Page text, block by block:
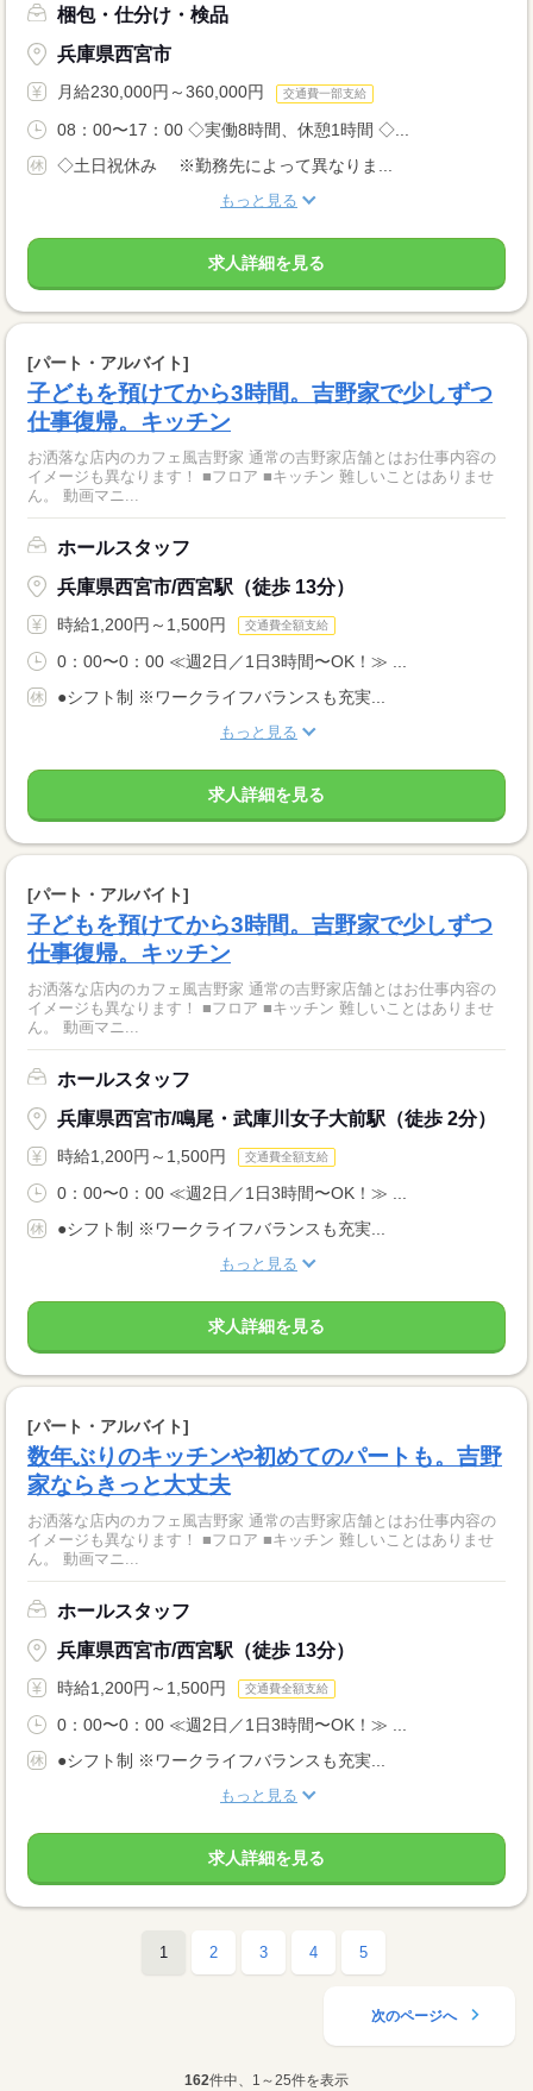
梱包・仕分け・検品
兵庫県西宮市
月給230,000円～360,000円 交通費一部支給
08：00〜17：00 ◇実働8時間、休憩1時間 ◇...
◇土日祝休み ※勤務先によって異なりま...
もっと見る
求人詳細を見る
[パート・アルバイト]
子どもを預けてから3時間。吉野家で少しずつ
仕事復帰。キッチン
お洒落な店内のカフェ風吉野家 通常の吉野家店舗とはお仕事内容の
イメージも異なります！ ■フロア ■キッチン 難しいことはありませ
ん。 動画マニ...
ホールスタッフ
兵庫県西宮市/西宮駅（徒歩 13分）
時給1,200円～1,500円 交通費全額支給
0：00〜0：00 ≪週2日／1日3時間〜OK！≫ ...
●シフト制 ※ワークライフバランスも充実...
もっと見る
求人詳細を見る
[パート・アルバイト]
子どもを預けてから3時間。吉野家で少しずつ
仕事復帰。キッチン
お洒落な店内のカフェ風吉野家 通常の吉野家店舗とはお仕事内容の
イメージも異なります！ ■フロア ■キッチン 難しいことはありませ
ん。 動画マニ...
ホールスタッフ
兵庫県西宮市/鳴尾・武庫川女子大前駅（徒歩 2分）
時給1,200円～1,500円 交通費全額支給
0：00〜0：00 ≪週2日／1日3時間〜OK！≫ ...
●シフト制 ※ワークライフバランスも充実...
もっと見る
求人詳細を見る
[パート・アルバイト]
数年ぶりのキッチンや初めてのパートも。吉野
家ならきっと大丈夫
お洒落な店内のカフェ風吉野家 通常の吉野家店舗とはお仕事内容の
イメージも異なります！ ■フロア ■キッチン 難しいことはありませ
ん。 動画マニ...
ホールスタッフ
兵庫県西宮市/西宮駅（徒歩 13分）
時給1,200円～1,500円 交通費全額支給
0：00〜0：00 ≪週2日／1日3時間〜OK！≫ ...
●シフト制 ※ワークライフバランスも充実...
もっと見る
求人詳細を見る
1 2 3 4 5
次のページへ
162件中、1～25件を表示